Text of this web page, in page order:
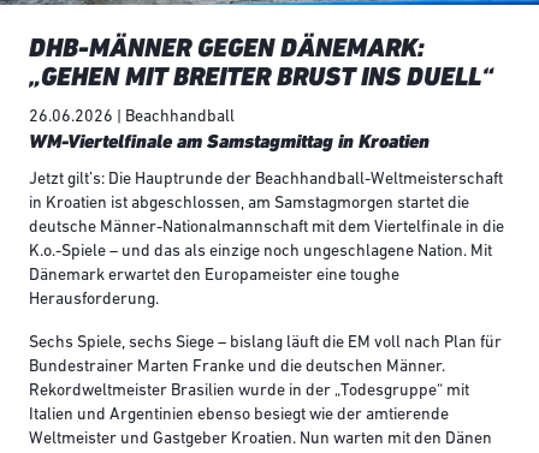
DHB-MÄNNER GEGEN DÄNEMARK:
„GEHEN MIT BREITER BRUST INS DUELL“
26.06.2026 | Beachhandball
WM-Viertelfinale am Samstagmittag in Kroatien
Jetzt gilt’s: Die Hauptrunde der Beachhandball-Weltmeisterschaft
in Kroatien ist abgeschlossen, am Samstagmorgen startet die
deutsche Männer-Nationalmannschaft mit dem Viertelfinale in die
K.o.-Spiele – und das als einzige noch ungeschlagene Nation. Mit
Dänemark erwartet den Europameister eine toughe
Herausforderung.
Sechs Spiele, sechs Siege – bislang läuft die EM voll nach Plan für
Bundestrainer Marten Franke und die deutschen Männer.
Rekordweltmeister Brasilien wurde in der „Todesgruppe“ mit
Italien und Argentinien ebenso besiegt wie der amtierende
Weltmeister und Gastgeber Kroatien. Nun warten mit den Dänen